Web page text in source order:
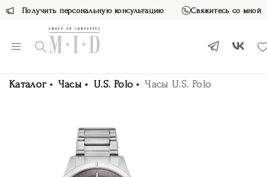
Получить персональную консультацию Свяжитесь со мной
Каталог Часы U.S. Polo Часы U.S. Polo